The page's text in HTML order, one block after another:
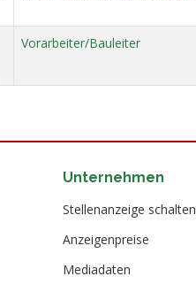
Vorarbeiter/Bauleiter
Unternehmen
Stellenanzeige schalten
Anzeigenpreise
Mediadaten